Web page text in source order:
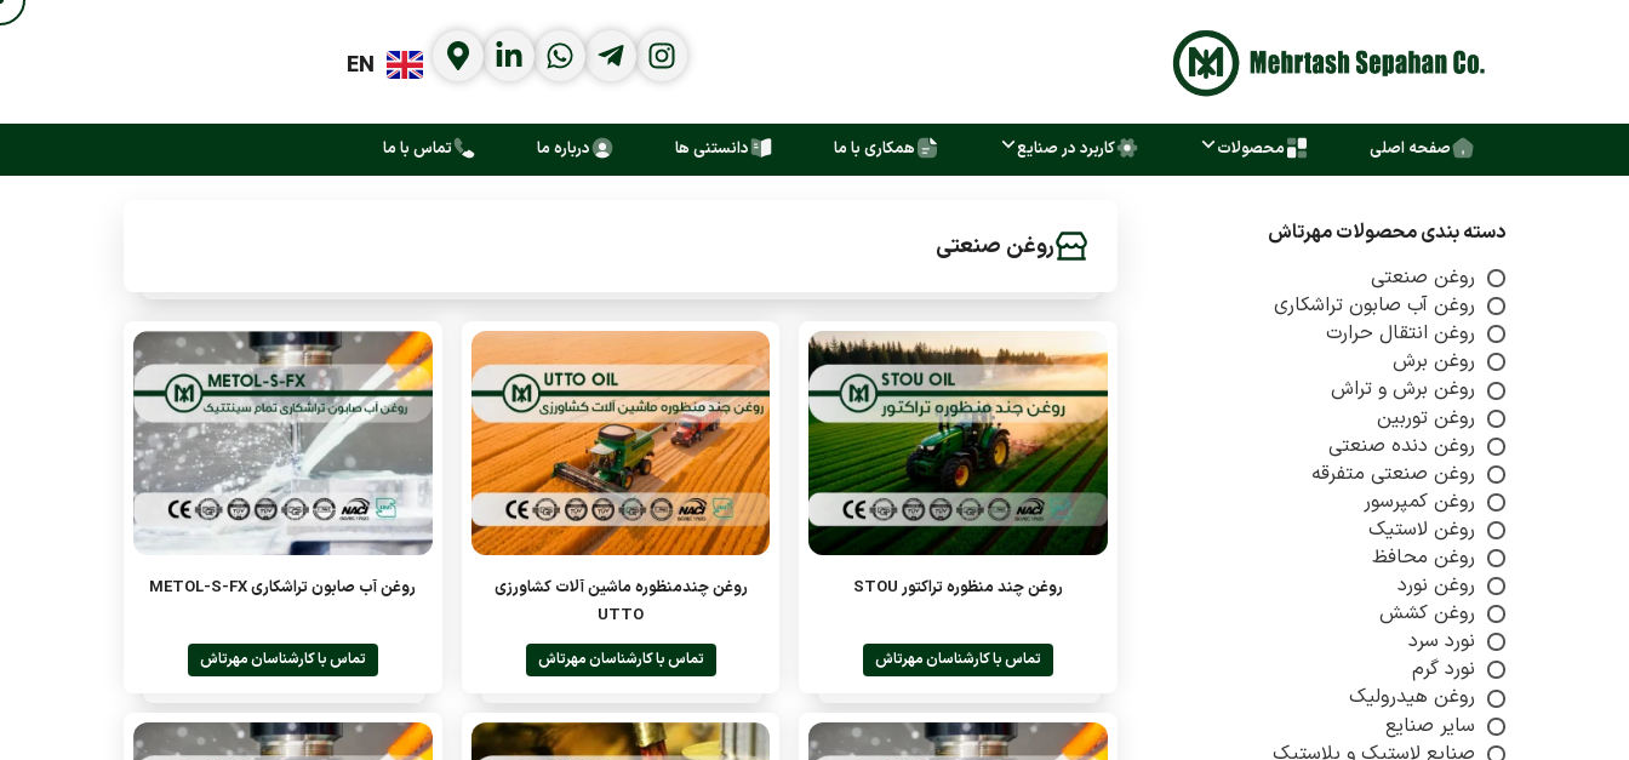
EN
صفحه اصلی محصولات کاربرد در صنایع همکاری با ما دانستنی ها درباره ما تماس با ما
دسته بندی محصولات مهرتاش
روغن صنعتی
روغن آب صابون تراشکاری
روغن انتقال حرارت
روغن برش
روغن برش و تراش
روغن توربین
روغن دنده صنعتی
روغن صنعتی متفرقه
روغن کمپرسور
روغن لاستیک
روغن محافظ
روغن نورد
روغن کشش
نورد سرد
نورد گرم
روغن هیدرولیک
سایر صنایع
صنایع لاستیک و پلاستیک
روغن صنعتی
روغن چند منظوره تراکتور STOU
تماس با کارشناسان مهرتاش
روغن چندمنظوره ماشین آلات کشاورزی
UTTO
تماس با کارشناسان مهرتاش
روغن آب صابون تراشکاری METOL-S-FX
تماس با کارشناسان مهرتاش